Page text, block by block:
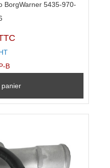
BorgWarner 5435-970-
B
panier